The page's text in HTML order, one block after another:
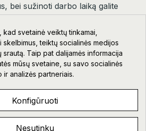
bei sužinoti darbo laiką galite
kontaktai.
pr. 111-109, Klaipėda
+370 678 02418
info@aupre.lt
Facebook
svetainė veiktų tinkamai,
skelbimus, teiktų socialinės medijos
Taip pat dalijamės informacija
mūsų svetaine, su savo socialinės
ir analizės partneriais.
Konfigūruoti
Nesutinku